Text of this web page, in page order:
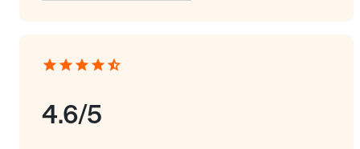
4.6/5